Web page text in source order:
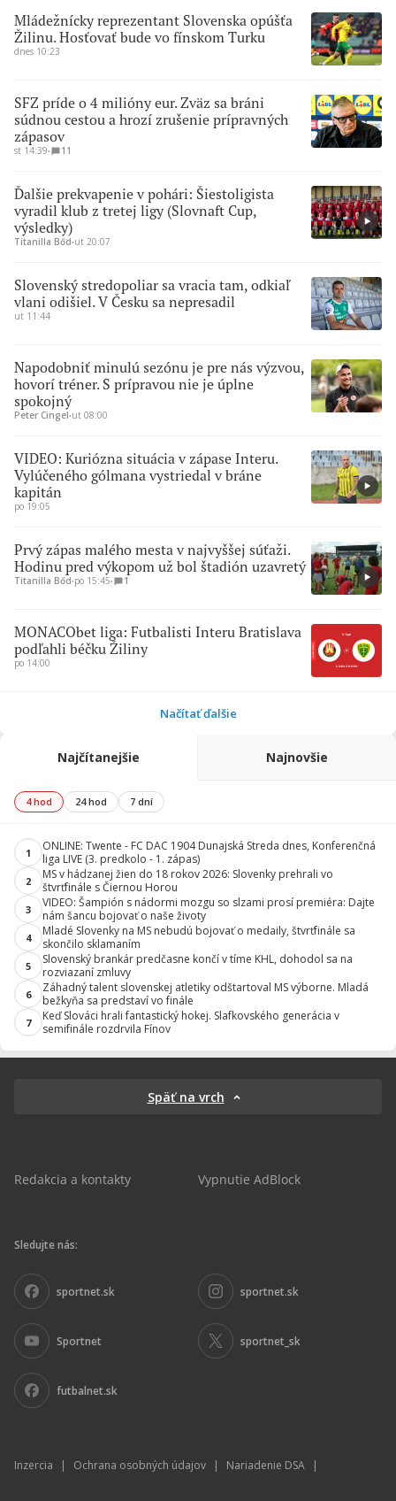
Mládežnícky reprezentant Slovenska opúšťa
Žilinu. Hosťovať bude vo fínskom Turku
dnes 10:23
SFZ príde o 4 milióny eur. Zväz sa bráni
súdnou cestou a hrozí zrušenie prípravných
zápasov
st 14:39∙ 11
Ďalšie prekvapenie v pohári: Šiestoligista
vyradil klub z tretej ligy (Slovnaft Cup,
výsledky)
Titanilla Bőd∙ut 20:07
Slovenský stredopoliar sa vracia tam, odkiaľ
vlani odišiel. V Česku sa nepresadil
ut 11:44
Napodobniť minulú sezónu je pre nás výzvou,
hovorí tréner. S prípravou nie je úplne
spokojný
Peter Cingel∙ut 08:00
VIDEO: Kuriózna situácia v zápase Interu.
Vylúčeného gólmana vystriedal v bráne
kapitán
po 19:05
Prvý zápas malého mesta v najvyššej súťaži.
Hodinu pred výkopom už bol štadión uzavretý
Titanilla Bőd∙po 15:45∙ 1
MONACObet liga: Futbalisti Interu Bratislava
podľahli béčku Žiliny
po 14:00
Načítať ďalšie
Najčítanejšie Najnovšie
4 hod 24 hod 7 dní
1
ONLINE: Twente - FC DAC 1904 Dunajská Streda dnes, Konferenčná
liga LIVE (3. predkolo - 1. zápas)
2
MS v hádzanej žien do 18 rokov 2026: Slovenky prehrali vo
štvrťfinále s Čiernou Horou
3
VIDEO: Šampión s nádormi mozgu so slzami prosí premiéra: Dajte
nám šancu bojovať o naše životy
4
Mladé Slovenky na MS nebudú bojovať o medaily, štvrťfinále sa
skončilo sklamaním
5
Slovenský brankár predčasne končí v tíme KHL, dohodol sa na
rozviazaní zmluvy
6
Záhadný talent slovenskej atletiky odštartoval MS výborne. Mladá
bežkyňa sa predstaví vo finále
7
Keď Slováci hrali fantastický hokej. Slafkovského generácia v
semifinále rozdrvila Fínov
Späť na vrch
Redakcia a kontakty Vypnutie AdBlock
Sledujte nás:
sportnet.sk sportnet.sk
Sportnet sportnet_sk
futbalnet.sk
Inzercia | Ochrana osobných údajov | Nariadenie DSA |